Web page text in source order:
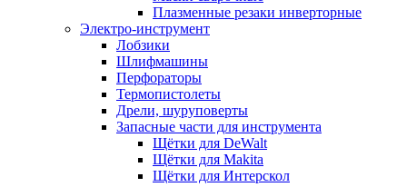
Плазменные резаки инверторные
Электро-инструмент
Лобзики
Шлифмашины
Перфораторы
Термопистолеты
Дрели, шуруповерты
Запасные части для инструмента
Щётки для DeWalt
Щётки для Makita
Щётки для Интерскол